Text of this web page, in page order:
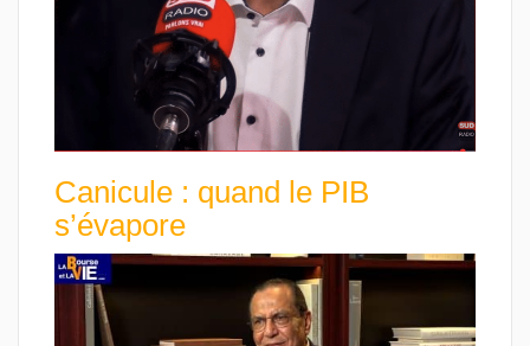
Canicule : quand le PIB
s’évapore